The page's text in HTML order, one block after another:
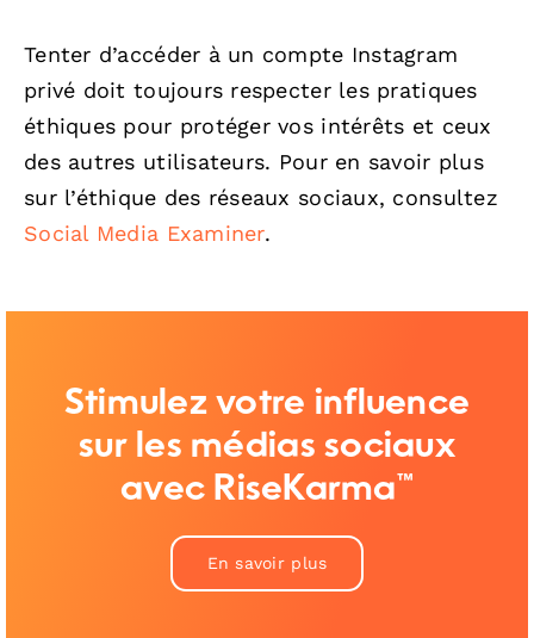
Tenter d’accéder à un compte Instagram
privé doit toujours respecter les pratiques
éthiques pour protéger vos intérêts et ceux
des autres utilisateurs. Pour en savoir plus
sur l’éthique des réseaux sociaux, consultez
Social Media Examiner.
Stimulez votre influence
sur les médias sociaux
avec RiseKarma™
En savoir plus